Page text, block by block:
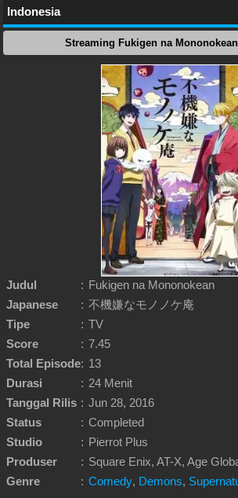
Indonesia
Streaming Fukigen na
Judul : Fukigen na Mononokean
Japanese
: 不機嫌なモノノケ庵
Tipe
: TV
Score
: 7.45
Total Episode: 13
Durasi
: 24 Menit
Tanggal Rilis : Jun 28, 2016
Status
: Completed
Studio
: Pierrot Plus
Produser
:
Genre
: Comedy, Demons,